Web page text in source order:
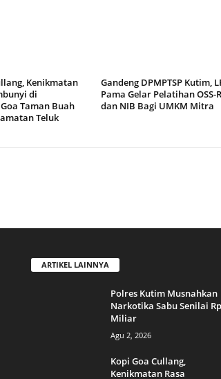
Kenikmatan
di
Taman Buah
Teluk
Gandeng DPMPTSP Kutim,
Pama Gelar Pelatihan OSS-
dan NIB Bagi UMKM Mitra
ARTIKEL LAINNYA
Polres Kutim Musnahkan
Narkotika Sabu Senilai
Miliar
Agu 2, 2026
Kopi Goa Cullang,
Kenikmatan Rasa